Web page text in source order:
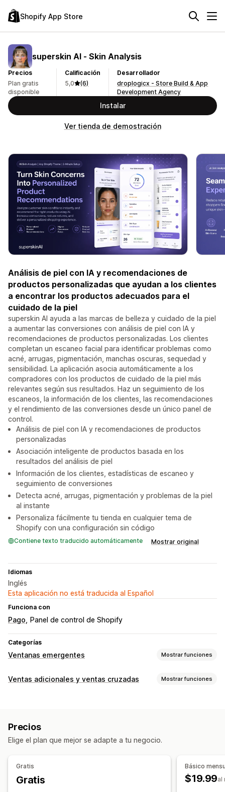
Shopify App Store
superskin AI ‑ Skin Analysis
Precios
Plan gratis
disponible
Calificación
5,0
(6)
Desarrollador
droplogicx - Store Build & App
Development Agency
Instalar
Ver tienda de demostración
Análisis de piel con IA y recomendaciones de
productos personalizadas que ayudan a los clientes
a encontrar los productos adecuados para el
cuidado de la piel
superskin AI ayuda a las marcas de belleza y cuidado de la piel
a aumentar las conversiones con análisis de piel con IA y
recomendaciones de productos personalizadas. Los clientes
completan un escaneo facial para identificar problemas como
acné, arrugas, pigmentación, manchas oscuras, sequedad y
sensibilidad. La aplicación asocia automáticamente a los
compradores con los productos de cuidado de la piel más
relevantes según sus resultados. Haz un seguimiento de los
escaneos, la información de los clientes, las recomendaciones
y el rendimiento de las conversiones desde un único panel de
control.
Análisis de piel con IA y recomendaciones de productos
personalizadas
Asociación inteligente de productos basada en los
resultados del análisis de piel
Información de los clientes, estadísticas de escaneo y
seguimiento de conversiones
Detecta acné, arrugas, pigmentación y problemas de la piel
al instante
Personaliza fácilmente tu tienda en cualquier tema de
Shopify con una configuración sin código
Contiene texto traducido automáticamente Mostrar original
Idiomas
Inglés
Esta aplicación no está traducida al Español
Funciona con
Pago Panel de control de Shopify
Categorías
Ventanas emergentes Mostrar funciones
Tipos de ventanas emergentes
Ventanas emergentes de gestión
API y webhook
Ventas adicionales y ventas cruzadas Mostrar funciones
Precios
Elige el plan que mejor se adapte a tu negocio.
Gratis
Gratis
Básico
$19.99al